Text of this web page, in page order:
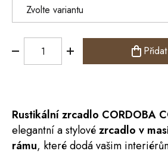
Rustikálnízrcadlo CORDOBA
elegantní a stylovézrcadlo v
rámu, které dodá vašim